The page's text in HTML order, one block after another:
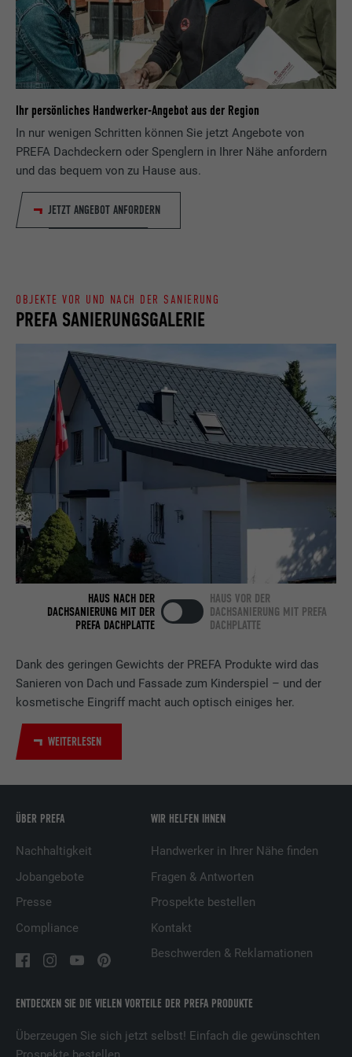
Ihr persönliches Handwerker-Angebot aus der Region
In nur wenigen Schritten können Sie jetzt Angebote von
PREFA Dachdeckern oder Spenglern in Ihrer Nähe anfordern
und das bequem von zu Hause aus.
JETZT ANGEBOT ANFORDERN
Dank des geringen Gewichts der PREFA Produkte wird das
Sanieren von Dach und Fassade zum Kinderspiel – und der
kosmetische Eingriff macht auch optisch einiges her.
WEITERLESEN
PREFA SANIERUNGSGALERIE
OBJEKTE VOR UND NACH DER SANIERUNG
HAUS NACH DER
DACHSANIERUNG MIT DER
PREFA DACHPLATTE
HAUS VOR DER
DACHSANIERUNG MIT PREFA
DACHPLATTE
ENTDECKEN SIE DIE VIELEN VORTEILE DER PREFA PRODUKTE
Überzeugen Sie sich jetzt selbst! Einfach die gewünschten
ÜBER PREFA
Nachhaltigkeit
Jobangebote
Presse
Compliance
WIR HELFEN IHNEN
Handwerker in Ihrer Nähe finden
Fragen & Antworten
Prospekte bestellen
Kontakt
Beschwerden & Reklamationen
Zweck
wird, um statistische Daten dazu, wieder
Besucher die Website nutzt, zu generieren.
Name _gaexp
Laufzeit 90 Tage
Wird testweise gesetzt, um zu prüfen, ob
der Browser das Setzen von Cookies
erlaubt. Enthält keine
Anbieter ads.linkedin.com
Laufzeit Sitzung
Zweck
Sprach version einer Webseite.
Name lang
Anbieter LinkedIn
uns"-Fenster enthält.
bcookie
Anbieter LinkedIn
Laufzeit 2 Jahre
Zweck
Verwendet vom Social-Networking-Dienst
LinkedIn für die Verfolgung der
Verwendung von eingebetteten
Dienstleistungen.
Name bscookie
Anbieter LinkedIn
Zweck
Verwendet vom Social-Networking-Dienst
LinkedIn für die Verfolgung der
Name UserMatchHistory
Anbieter
Laufzeit
Zweck
mehreren Webseiten zu verfolgen, um
relevante Werbung basierend auf den
präsentieren.
Anbieter